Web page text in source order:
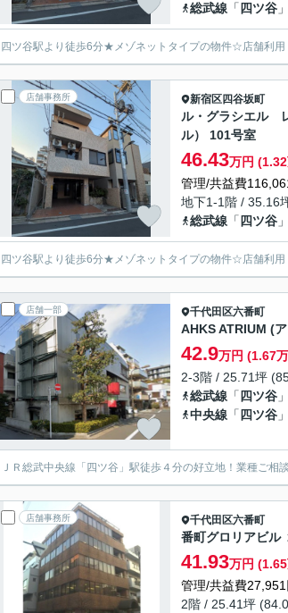
総武線 「 四ツ谷
四ツ谷駅より徒歩6分★メゾネットタイプの物件☆店舗利
店舗事務所 新宿区四谷坂町
ル・グラシエル
ル） 101号室
46.43万円
管理/共益費
地下1-1階 / 35.16
総武線 「 四ツ谷
四ツ谷駅より徒歩6分★メゾネットタイプの物件☆店舗利
店舗一部 千代田区六番町
AHKS ATRIUM (
42.9万円 (1.67
2-3階 / 25.71坪
総武線 「 四ツ谷
中央線 「 四ツ谷
ＪＲ総武中央線「四ツ谷」駅徒歩４分の好立地！業種ご相
店舗事務所 千代田区六番町
番町グロリアビル
41.93万円
管理/共益費27,951
2階 / 25.41坪